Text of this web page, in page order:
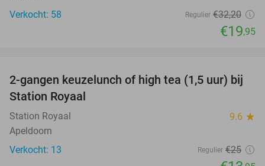
Verkocht: 58
Regulier €32,20
€19,95
44%
NEW
TODAY
2-gangen keuzelunch of high tea (1,5 uur) bij
Station Royaal
Station Royaal 9.6 star
Apeldoorn
Verkocht: 13
Regulier €25